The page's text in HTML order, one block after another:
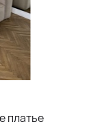
платье